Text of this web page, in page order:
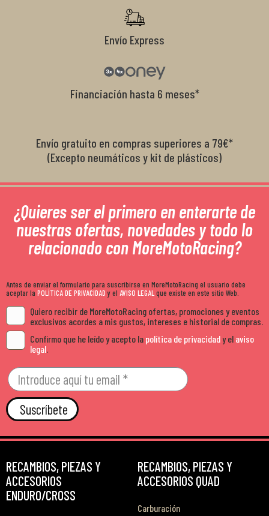
Envío Express
Financiación hasta 6 meses*
Envío gratuito en compras superiores a 79€*
(Excepto neumáticos y kit de plásticos)
¿Quieres ser el primero en enterarte de
nuestras ofertas, novedades y todo lo
relacionado con MoreMotoRacing?
Antes de enviar el formulario para suscribirse en MoreMotoRacing el usuario debe
aceptar la POLÍTICA DE PRIVACIDADy el AVISO LEGALque existe en este sitio Web.
Quiero recibir de MoreMotoRacing ofertas, promociones y eventos
exclusivos acordes a mis gustos, intereses e historial de compras.
Confirmo que he leído y acepto la política de privacidady el aviso
legal.
Suscríbete
RECAMBIOS, PIEZAS Y
ACCESORIOS
ENDURO/CROSS
RECAMBIOS, PIEZAS Y
ACCESORIOS QUAD
Carburación